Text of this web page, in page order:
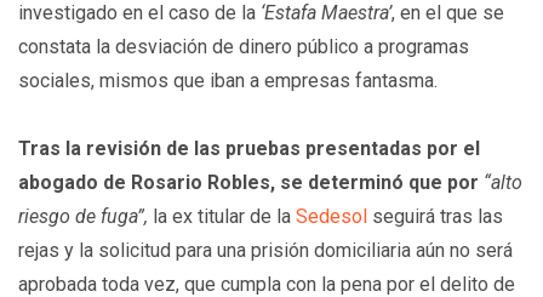
investigado en el caso de la ‘Estafa Maestra’, en el que se
constata la desviación de dinero público a programas
sociales, mismos que iban a empresas fantasma.
Tras la revisión de las pruebas presentadas por el
abogado de Rosario Robles, se determinó que por “alto
riesgo de fuga”, la ex titular de la Sedesol seguirá tras las
rejas y la solicitud para una prisión domiciliaria aún no será
aprobada toda vez, que cumpla con la pena por el delito de